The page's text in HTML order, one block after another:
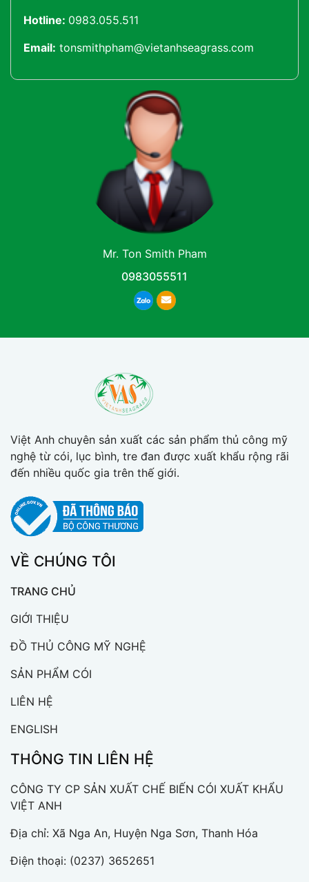
Hotline: 0983.055.511
Email: tonsmithpham@vietanhseagrass.com
Mr. Ton Smith Pham
0983055511
Việt Anh chuyên sản xuất các sản phẩm thủ công mỹ
nghệ từ cói, lục bình, tre đan được xuất khẩu rộng rãi
đến nhiều quốc gia trên thế giới.
VỀ CHÚNG TÔI
TRANG CHỦ
GIỚI THIỆU
ĐỒ THỦ CÔNG MỸ NGHỆ
SẢN PHẨM CÓI
LIÊN HỆ
ENGLISH
THÔNG TIN LIÊN HỆ
CÔNG TY CP SẢN XUẤT CHẾ BIẾN CÓI XUẤT KHẨU
VIỆT ANH
Địa chỉ: Xã Nga An, Huyện Nga Sơn, Thanh Hóa
Điện thoại: (0237) 3652651